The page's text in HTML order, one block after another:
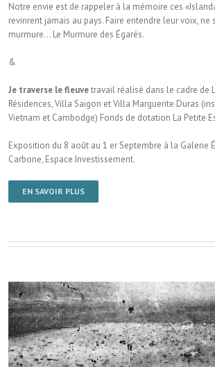
Notre envie est de rappeler à la mémoire ces
revinrent jamais au pays. Faire entendre leur voix, ne
murmure… Le Murmure des Égarés.
&
Je traverse le fleuvetravail réalisé dans le cadre de
Résidences, Villa Saigon et Villa Marguerite Duras
Vietnam et Cambodge) Fonds de dotation La Petite
Exposition du 8 août au 1 er Septembre à la Galerie
Carbone, Espace Investissement.
EN SAVOIR PLUS